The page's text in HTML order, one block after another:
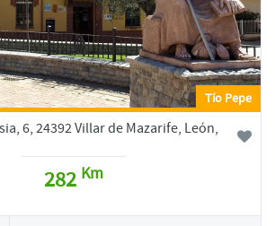
Tío Pepe
6, 24392 Villar de Mazarife, León,
282 Km